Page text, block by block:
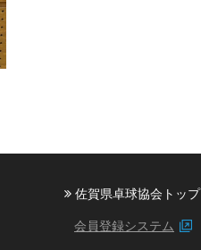
佐賀県卓球協会トップ
会員登録システム